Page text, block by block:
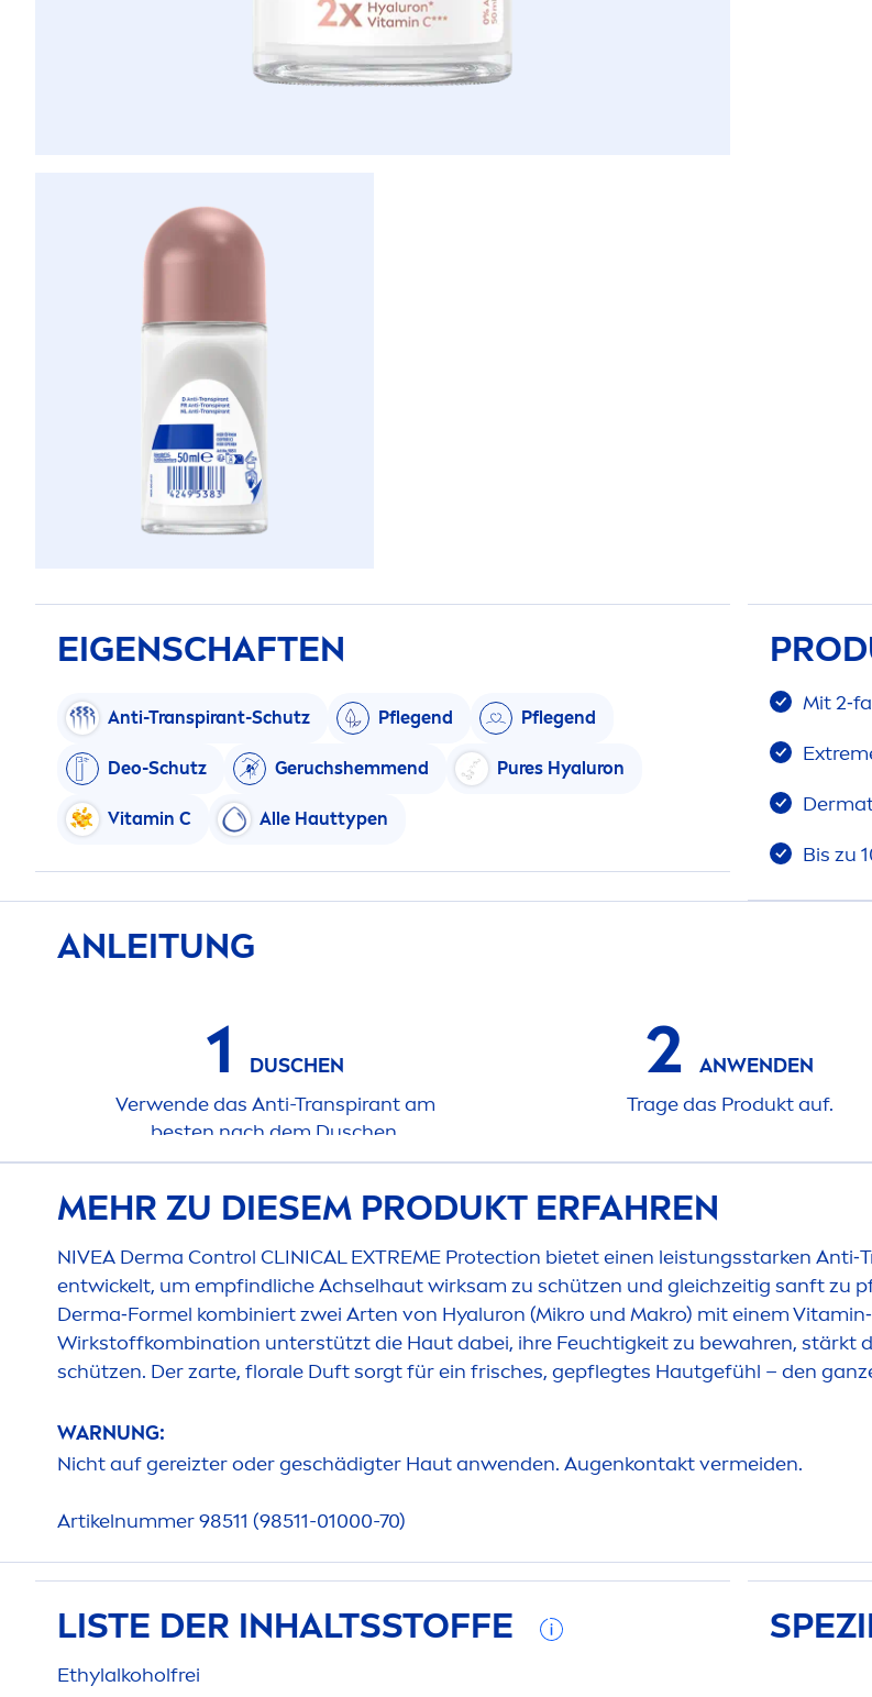
EIGENSCHAFTEN
Anti-Transpirant-Schutz Pflegend Pflegend
Deo-Schutz Geruchshemmend Pures Hyaluron
Vitamin C Alle Hauttypen
Mit
Bis zu
ANLEITUNG
1
DUSCHEN
Verwende das Anti-Transpirant am
besten nach dem Duschen.
2
ANWENDEN
Trage das Produkt auf.
MEHR ZU DIESEM PRODUKT ERFAHREN
NIVEA Derma Control CLINICAL EXTREME Protection bietet einen leistungsstarken
entwickelt, um empfindliche Achselhaut wirksam zu schützen und gleichzeitig sanft zu
Derma‑Formel kombiniert zwei Arten von Hyaluron (Mikro und Makro) mit einemVitamin
Wirkstoffkombination unterstützt die Haut dabei, ihre Feuchtigkeit zu bewahren, stärkt
schützen. Der zarte, florale Duft sorgt für ein frisches, gepflegtes Hautgefühl – den
WARNUNG:
Nicht auf gereizter oder geschädigter Haut anwenden. Augenkontakt vermeiden.
Artikelnummer 98511 (98511-01000-70)
LISTE DER INHALTSSTOFFE
Ethylalkoholfrei